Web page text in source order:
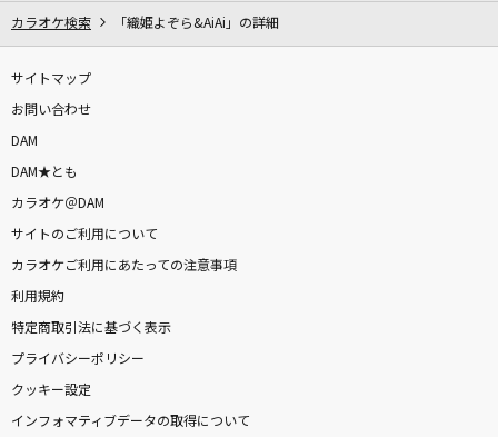
瞳をとじて
[生音]マリーゴールド
あいみょん
JANE DOE(ビデオクリップバージョン)
米津玄師, 宇多田ヒカル
恋一夜
[生音]桜
河口恭吾(Kyogo Kawaguchi)
カラオケ検索 「織姫よぞら&AiAi」の詳細
サイトマップ
お問い合わせ
DAM
DAM★とも
カラオケ＠DAM
サイトのご利用について
カラオケご利用にあたっての注意事項
利用規約
特定商取引法に基づく表示
プライバシーポリシー
クッキー設定
インフォマティブデータの取得について